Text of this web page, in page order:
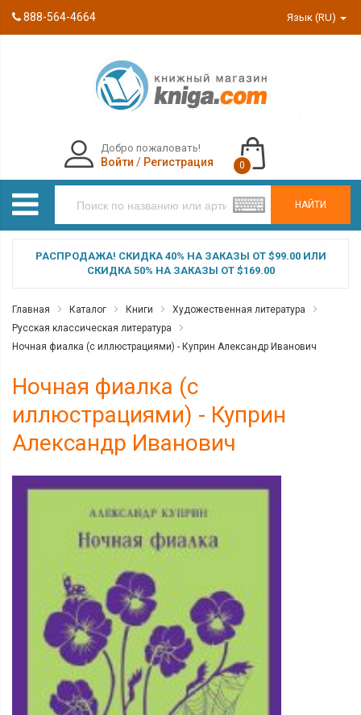
888-564-4664 Язык (RU)
НАЙТИ
Добро пожаловать!
Войти / Регистрация 0
РАСПРОДАЖА! СКИДКА 40% НА ЗАКАЗЫ ОТ $99.00 ИЛИ
СКИДКА 50% НА ЗАКАЗЫ ОТ $169.00
Главная Каталог Книги
Художественная литература
Русская классическая литература
Ночная фиалка (с иллюстрациями) - Куприн Александр Иванович
Ночная фиалка (с
иллюстрациями) - Куприн
Александр Иванович